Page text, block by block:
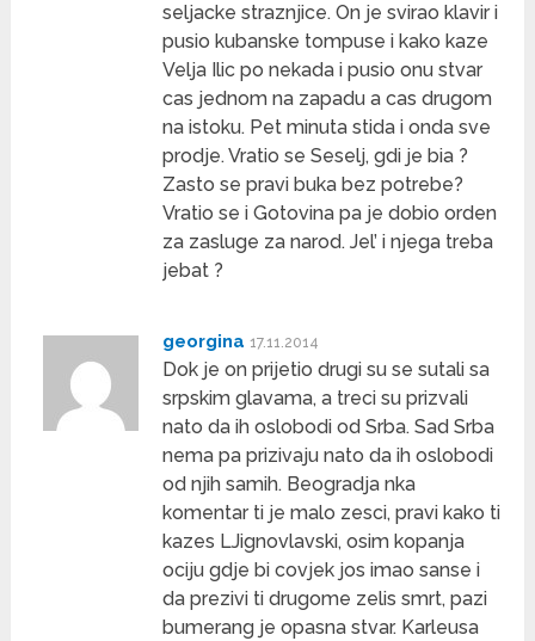
seljacke straznjice. On je svirao klavir i
pusio kubanske tompuse i kako kaze
Velja Ilic po nekada i pusio onu stvar
cas jednom na zapadu a cas drugom
na istoku. Pet minuta stida i onda sve
prodje. Vratio se Seselj, gdi je bia ?
Zasto se pravi buka bez potrebe?
Vratio se i Gotovina pa je dobio orden
za zasluge za narod. Jel’ i njega treba
jebat ?
georgina 17.11.2014
Dok je on prijetio drugi su se sutali sa
srpskim glavama, a treci su prizvali
nato da ih oslobodi od Srba. Sad Srba
nema pa prizivaju nato da ih oslobodi
od njih samih. Beogradja nka
komentar ti je malo zesci, pravi kako ti
kazes LJignovlavski, osim kopanja
ociju gdje bi covjek jos imao sanse i
da prezivi ti drugome zelis smrt, pazi
bumerang je opasna stvar. Karleusa